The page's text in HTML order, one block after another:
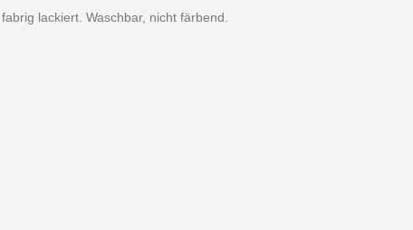
lackiert. Waschbar, nicht färbend.